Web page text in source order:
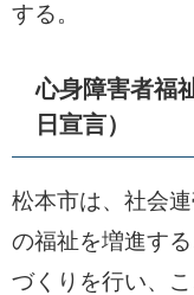
する。
心身障害者福
日宣言）
松本市は、社会
の福祉を増進す
づくりを行い、